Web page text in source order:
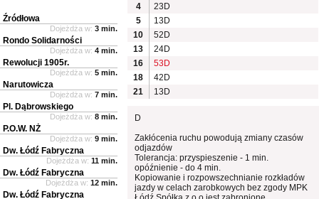
4
23D
5
13D
10
52D
13
24D
16
53D
18
42D
21
13D
D
Zakłócenia ruchu powodują zmiany czasów
odjazdów
Tolerancja: przyspieszenie - 1 min.
opóźnienie - do 4 min.
Kopiowanie i rozpowszechnianie rozkładów
jazdy w celach zarobkowych bez zgody MPK
Źródłowa
Dojeżdża w: 3 min.
Rondo Solidarności
Dojeżdża w: 4 min.
Rewolucji 1905r.
Dojeżdża w: 5 min.
Narutowicza
Dojeżdża w: 7 min.
Pl. Dąbrowskiego
Dojeżdża w: 8 min.
P.O.W. NŻ
Dojeżdża w: 9 min.
Dw. Łódź Fabryczna
Dojeżdża w: 11 min.
Dw. Łódź Fabryczna
Dojeżdża w: 12 min.
Dw. Łódź Fabryczna